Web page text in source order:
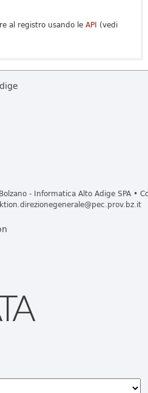
al registro usando le API (vedi
- Informatica Alto Adige SPA •